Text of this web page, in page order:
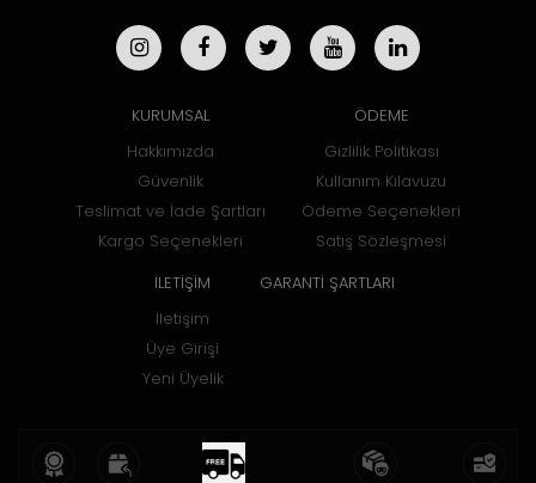
KURUMSAL
Hakkımızda
Güvenlik
Teslimat ve İade Şartları
Kargo Seçenekleri
ÖDEME
Gizlilik Politikası
Kullanım Kılavuzu
Ödeme Seçenekleri
Satış Sözleşmesi
İLETİŞİM
İletişim
Üye Girişi
Yeni Üyelik
GARANTİ ŞARTLARI